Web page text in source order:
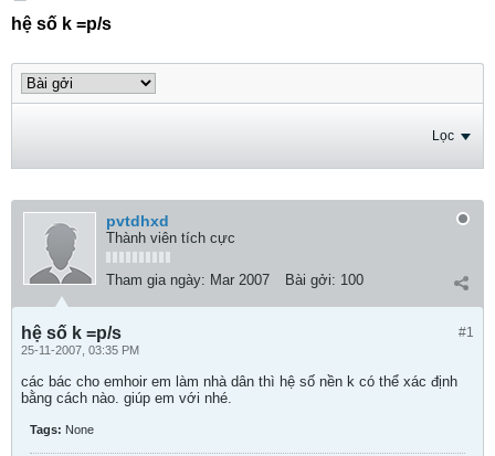
hệ số k =p/s
Lọc
pvtdhxd
Thành viên tích cực
Tham gia ngày: Mar 2007 Bài gởi: 100
#1
hệ số k =p/s
25-11-2007, 03:35 PM
các bác cho emhoir em làm nhà dân thì hệ số nền k có thể xác định
bằng cách nào. giúp em với nhé.
Tags: None